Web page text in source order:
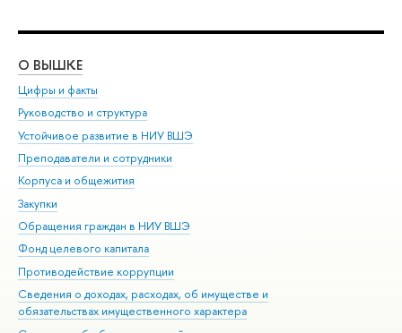
О ВЫШКЕ
Цифры и факты
Руководство и структура
Устойчивое развитие в НИУ ВШЭ
Преподаватели и сотрудники
Корпуса и общежития
Закупки
Обращения граждан в НИУ ВШЭ
Фонд целевого капитала
Противодействие коррупции
Сведения о доходах, расходах, об имуществе и
обязательствах имущественного характера